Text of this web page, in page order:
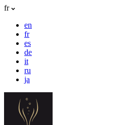
fr
en
fr
es
de
it
ru
ja